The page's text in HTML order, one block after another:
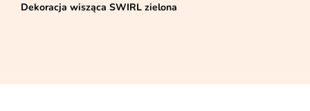
Dekoracja wisząca SWIRL zielona